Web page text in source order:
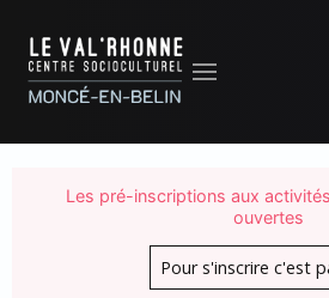
Les pré-inscriptions aux
ouvertes
Pour s'inscrire c'est